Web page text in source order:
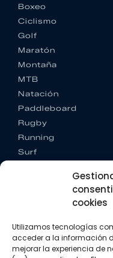
cookies
Utilizamos tecnologías
acceder a la información
mejorar la experiencia de
Boxeo
Ciclismo
Golf
Maratón
Montaña
MTB
Natación
Paddleboard
Rugby
Running
Surf
CONTACTO
+34 662 342
SÍGUENOS